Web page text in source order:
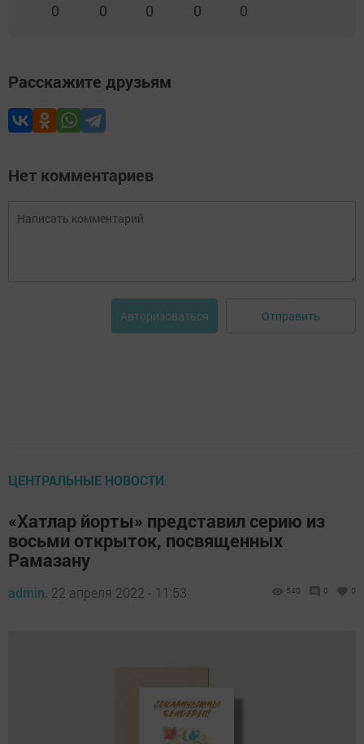
0 0 0 0 0
Расскажите друзьям
Нет комментариев
Авторизоваться Отправить
ЦЕНТРАЛЬНЫЕ НОВОСТИ
«Хатлар йорты» представил серию из
восьми открыток, посвященных
Рамазану
admin, 22 апреля 2022 - 11:53 540 0 0